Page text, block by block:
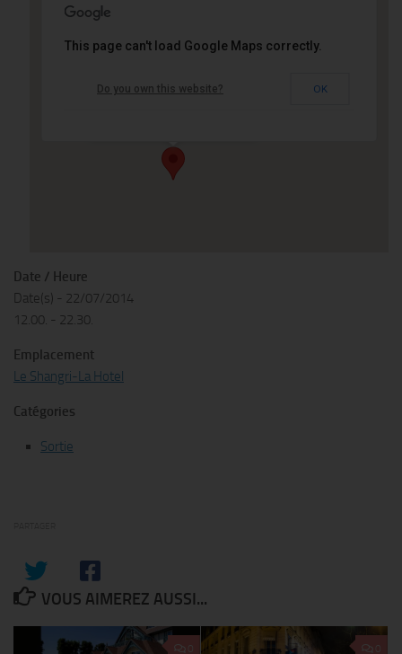
This page can't load Google Maps correctly.
Do you own this website? OK
Date / Heure
Date(s) - 22/07/2014
12.00. - 22.30.
Emplacement
Le Shangri-La Hotel
Catégories
Sortie
VOUS AIMEREZ AUSSI...